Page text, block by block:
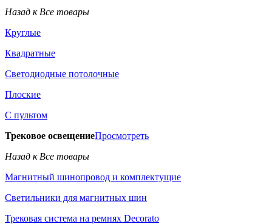
Назад к Все товары
Круглые
Квадратные
Светодиодные потолочные
Плоские
С пультом
Трековое освещениеПросмотреть
Назад к Все товары
Магнитный шинопровод и комплектущие
Светильники для магнитных шин
Трековая система на ремнях Decorato